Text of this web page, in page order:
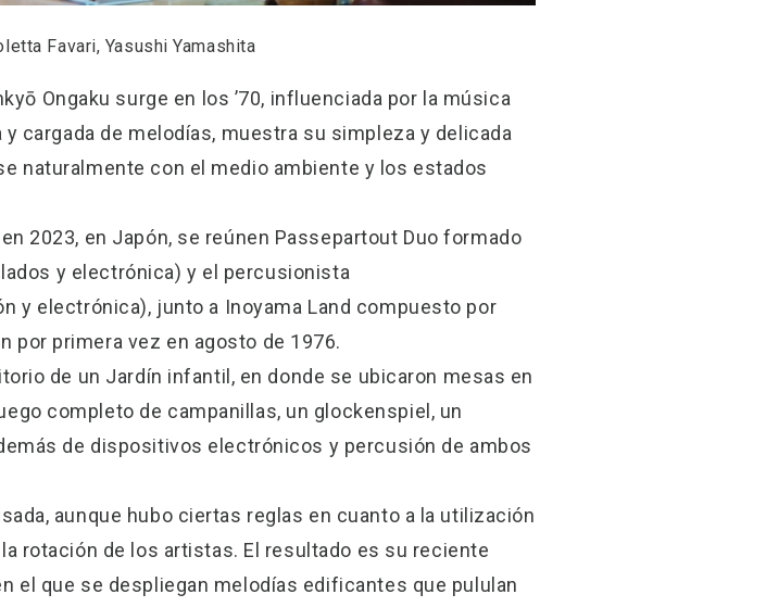
Favari, Yasushi Yamashita
Ongaku surge en los ’70, influenciada por la música
cargada de melodías, muestra su simpleza y delicada
naturalmente con el medio ambiente y los estados
2023, en Japón, se reúnen Passepartout Duo formado
y electrónica) y el percusionista
y electrónica), junto a Inoyama Land compuesto por
por primera vez en agosto de 1976.
de un Jardín infantil, en donde se ubicaron mesas en
completo de campanillas, un glockenspiel, un
de dispositivos electrónicos y percusión de ambos
aunque hubo ciertas reglas en cuanto a la utilización
rotación de los artistas. El resultado es su reciente
el que se despliegan melodías edificantes que pululan